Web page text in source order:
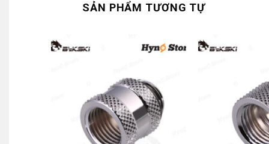
SẢN PHẨM TƯƠNG TỰ